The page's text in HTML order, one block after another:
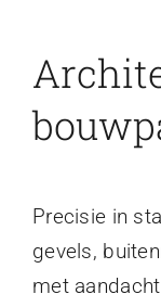
Precisie in
gevels,
met